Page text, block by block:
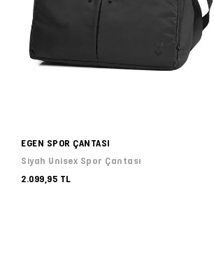
EGEN SPOR ÇANTASI
Siyah Unisex Spor Çantası
2.099,95 TL